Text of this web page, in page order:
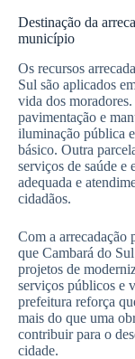
Destinação da
município
Os recursos
Sul são aplicados
vida dos
pavimentação e
iluminação pública
básico. Outra
serviços de saúde e
adequada e
cidadãos.
Com a arrecadação
que Cambará do
projetos de
serviços públicos e
prefeitura reforça
mais do que uma
contribuir para o
cidade.